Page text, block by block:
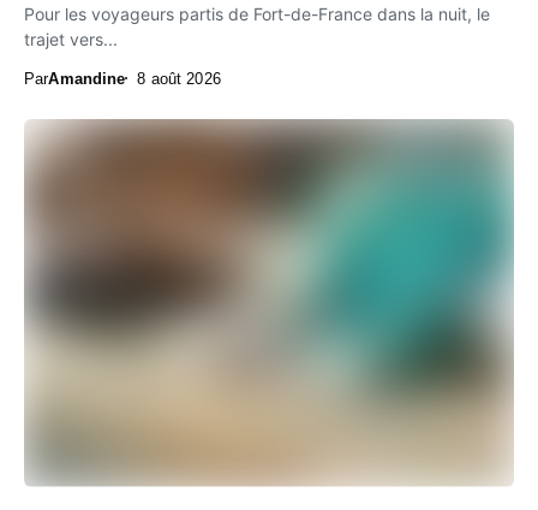
Pour les voyageurs partis de Fort-de-France dans la nuit, le
trajet vers...
ParAmandine 8 août 2026